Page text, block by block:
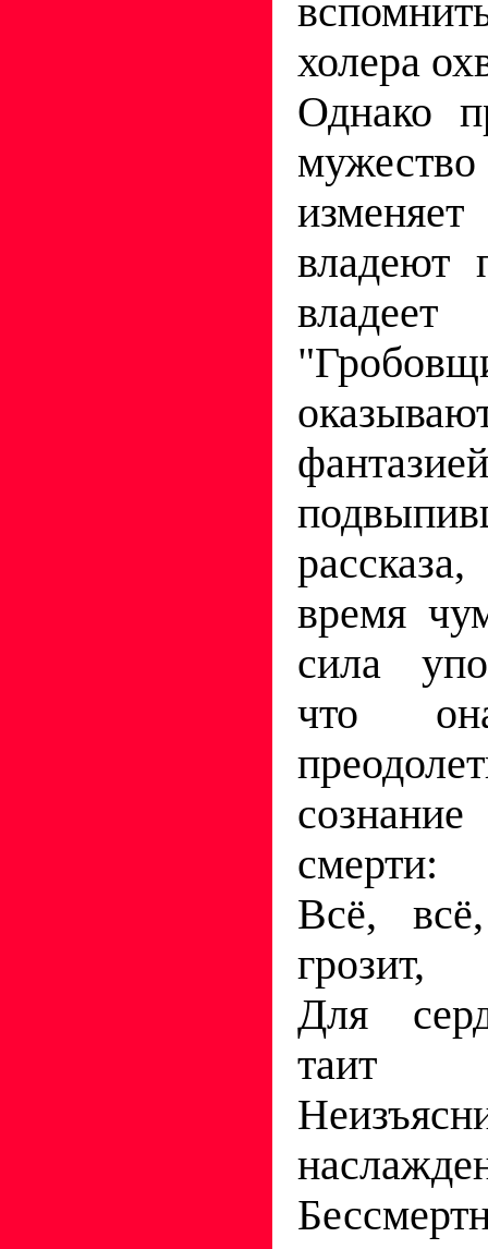
холера
Однако
владеют
фантазией
время
сила
что
смерти:
Всё,
грозит,
Для
таит